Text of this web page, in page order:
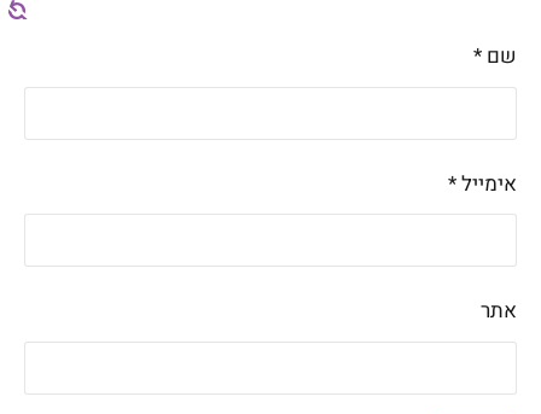
שם *
אימייל*
אתר